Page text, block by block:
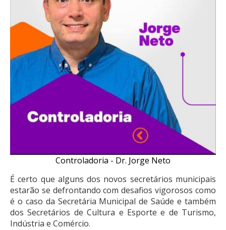
Controladoria - Dr. Jorge Neto
É certo que alguns dos novos secretários municipais
estarão se defrontando com desafios vigorosos como
é o caso da Secretária Municipal de Saúde e também
dos Secretários de Cultura e Esporte e de Turismo,
Indústria e Comércio.